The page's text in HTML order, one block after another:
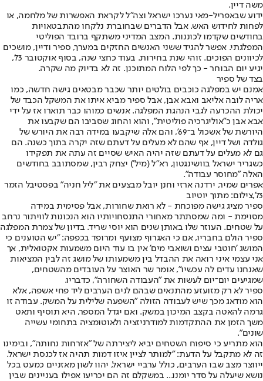
משה דיין.
ידוע שבאפריל-מאי נערכו ישראל וצה"ל לקראת האפשרות של מלחמה, או
לפחות לחידוש האש. אבל הדברים שבחוברת נלקחו מהתבטאויות
בחודשים שקדמו לכוננות. המצב המדיני משתקף ברובד הפוליטי
המפלגתי. אפשר להגיד ששני האנשים החזקים במערך, ספיר ודיין, מושכים
לכיוונים הפוכים. זוהי שנת בחירות. בעוד כחצי שנה, בסוף אוקטובר 73',
יגיע יום הבוחר - כך לפי הלוח המתוכנן. זה לא בדיוק מה שקרה.
בצד של ספיר
אמנם יש במפלגה כוכבים בולטים יותר שכבר מבטאים גישה חדשה, כמו
אריה לובה אליאב ואבא אבן, אבל ספיר מביא איתו את המשקל הכבד של
יכולת ההכרעה לגבי הנהגת המפלגה. אנשים כמוהו כבר תוארו אז על ידי
אבא אבן כ"אוליגרכיה פוליטית", והוא והחוג שסביבו הם שקבעו את
היורשת של אשכול ב־69', והם אלה שיקבעו במידה רבה את היורש של
גולדה ושל דיין, אף שהם לא מעלים על דעתם שזה יקרה בתוך כשנה. הם
גם לא מעלים על דעתם שזה יהיה האיש שסיים זה עתה את תפקידו
כשגריר ישראל בוושינגטון, רא"ל (מיל') יצחק רבין, שמסתובב בחודשים
האלה "מחוסר עבודה".
אפרים שמיר, ירדנה ארזי וחנן יובל מבצעים את "ליל חניה" בפסטיבל הזמר
73',צילום: מתוך יוטיוב
ספיר מציג גישה מפוכחת - לא רואת שחורות, אבל פסימית במידה
מסוימת - ומה שמסתתר מאחורי התנסחויותיו הוא הנכונות לוויתור נרחב
על שטחים. העוזר שלו באותן שנים הוא יוסי שריד. בדיון של צמרת המפלגה
ספיר הולם בחבריו, אם כי האגרוף מצועף ומרופד בכפפה: "יש הטוענים כי
המושג 'חוטבי עצים ושואבי מים' אין בו עוד היום משמעות אקטואלית, אך
אני עצמי איני רואה את ההבדל בין משמעותו של מושג זה לבין המציאות
שאנחנו עדים לה עכשיו", אומר שר האוצר על העובדים מהשטחים,
שמגיעים יום־יום לעשות את "העבודה השחורה", כדבריו.
ספיר לא רק מזועזע מהתנאים שבהם לנים הערבים ליד פחי אשפה, אלא
הוא מודאג מכך שיש לעבודה הזולה "השפעה שלילית על המשק. עבודה זו
גרמה להאטה בקצב המיכון במשק. ואם יגדל המספר, היא תוסיף ותאט
משך הזמן את ההתקדמות למודרניזציה ולאוטומציה בתחומי עשייה
שונים".
הוא מתריע כי סיפוח השטחים יביא ליצירתה של "אזרחות נחותה", ובימינו
זה לא מתקבל על הדעת: "למותר לציין איזו דמות תהיה אז לכנסת ישראל.
ייווצר מצב שבו הערבים, כולל ערביי ישראל, יהוו לשון מאזניים כמעט בכל
נושא שיעלה על סדר יומנו... במשקלם זה הם יכריעו אפילו בעניינים שבין